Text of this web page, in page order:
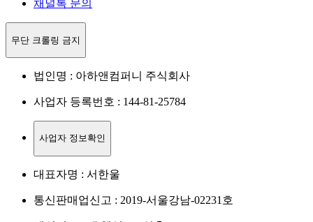
채널톡 문의
무단 크롤링 금지
법인명 : 아하앤컴퍼니 주식회사
사업자 등록번호 : 144-81-25784
사업자 정보확인
대표자명 : 서한울
통신판매업신고 : 2019-서울강남-02231호